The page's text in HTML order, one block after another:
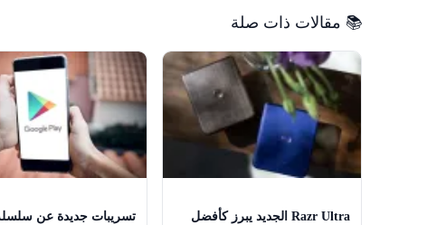
📚 مقالات ذات صلة
Razr Ultra الجديد يبرز كأفضل
تسريبات جديدة عن